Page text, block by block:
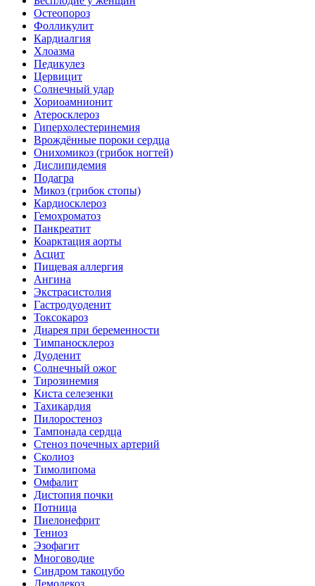
Остеопороз
Фолликулит
Кардиалгия
Хлоазма
Педикулез
Цервицит
Солнечный удар
Хориоамнионит
Атеросклероз
Гиперхолестеринемия
Врождённые пороки сердца
Онихомикоз (грибок ногтей)
Дислипидемия
Подагра
Микоз (грибок стопы)
Кардиосклероз
Гемохроматоз
Панкреатит
Коарктация аорты
Асцит
Пищевая аллергия
Ангина
Экстрасистолия
Гастродуоденит
Токсокароз
Диарея при беременности
Тимпаносклероз
Дуоденит
Солнечный ожог
Тирозинемия
Киста селезенки
Тахикардия
Пилоростеноз
Тампонада сердца
Стеноз почечных артерий
Сколиоз
Тимолипома
Омфалит
Дистопия почки
Потница
Пиелонефрит
Тениоз
Эзофагит
Многоводие
Синдром такоцубо
Демодекоз